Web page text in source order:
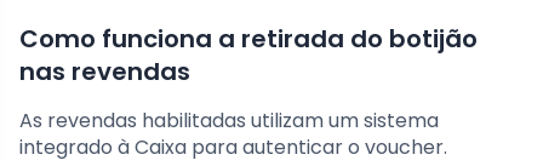
Como funciona a retirada do botijão
nas revendas
As revendas habilitadas utilizam um sistema
integrado à Caixa para autenticar o voucher.